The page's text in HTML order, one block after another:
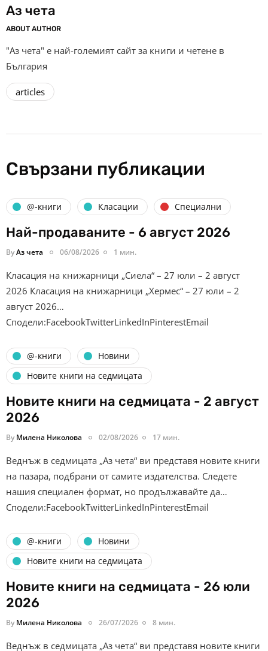
Аз чета
ABOUT AUTHOR
"Аз чета" е най-големият сайт за книги и четене в
България
articles
Свързани публикации
@-книги Класации Специални
Най-продаваните - 6 август 2026
ByАз чета 06/08/2026 1 мин.
Класация на книжарници „Сиела“ – 27 юли – 2 август
2026 Класация на книжарници „Хермес“ – 27 юли – 2
август 2026…
Сподели:FacebookTwitterLinkedInPinterestEmail
@-книги
Новини
Новите книги на седмицата
Новите книги на седмицата - 2 август
2026
By Милена Николова 02/08/2026 17 мин.
Веднъж в седмицата „Аз чета“ ви представя новите книги
на пазара, подбрани от самите издателства. Следете
нашия специален формат, но продължавайте да…
Сподели:FacebookTwitterLinkedInPinterestEmail
@-книги
Новини
Новите книги на седмицата
Новите книги на седмицата - 26 юли
2026
By Милена Николова 26/07/2026 8 мин.
Веднъж в седмицата „Аз чета“ ви представя новите книги